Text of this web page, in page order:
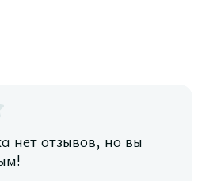
нет отзывов, но вы